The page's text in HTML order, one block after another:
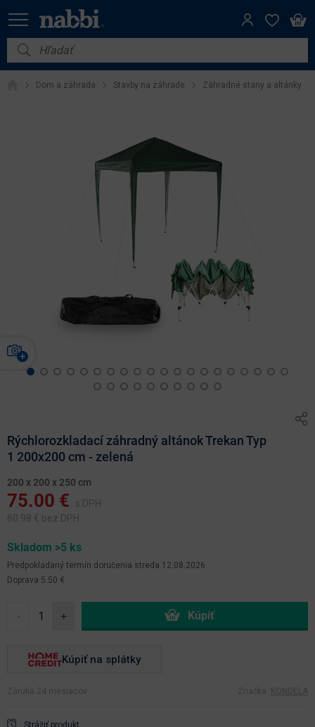
Nábytok
Vybavenie do domácnosti
Dom a záhrada Stavby na záhrade Záhradné stany a altánky
Rýchlorozkladací záhradný altánok Trekan Typ
1 200x200 cm - zelená
200 x 200 x 250 cm
75.00 €
s DPH
60.98 € bez DPH
Skladom >5 ks
Predpokladaný termín doručenia streda 12.08.2026
Doprava 5.50 €
- +
Kúpiť na splátky
Záruka 24 mesiacov Značka: KONDELA
Strážiť produkt